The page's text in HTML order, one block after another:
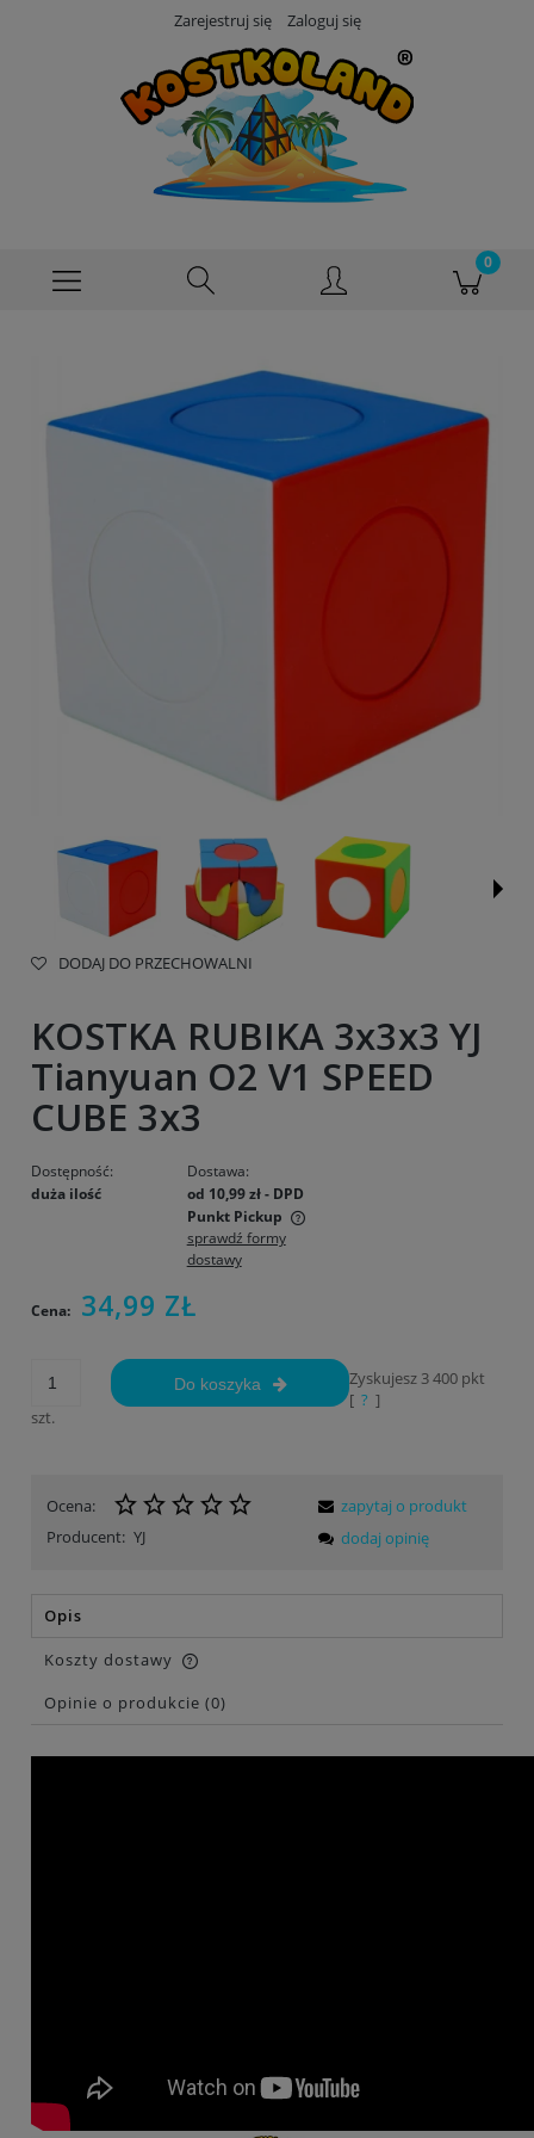
Zarejestruj się Zaloguj się
DODAJ DO PRZECHOWALNI
KOSTKA RUBIKA 3x3x3 YJ
Tianyuan O2 V1 SPEED
CUBE 3x3
Dostępność:
duża ilość
Dostawa:
od 10,99 zł- DPD
Punkt Pickup
Cena nie zawiera ewentualnych kosztów płatności
sprawdź formy
dostawy
Cena: 34,99 ZŁ
szt.
Do koszyka Zyskujesz 3 400 pkt
[ ? ]
Ocena:
Producent: YJ
zapytaj o produkt
dodaj opinię
Opis
Koszty dostawy
Cena nie zawiera ewentualnych kosztów płatności
Opinie o produkcie (0)